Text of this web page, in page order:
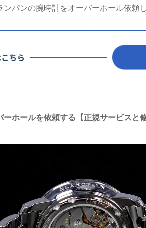
パンの腕時計をオーバーホール依頼
ホールを依頼する【正規サービスと